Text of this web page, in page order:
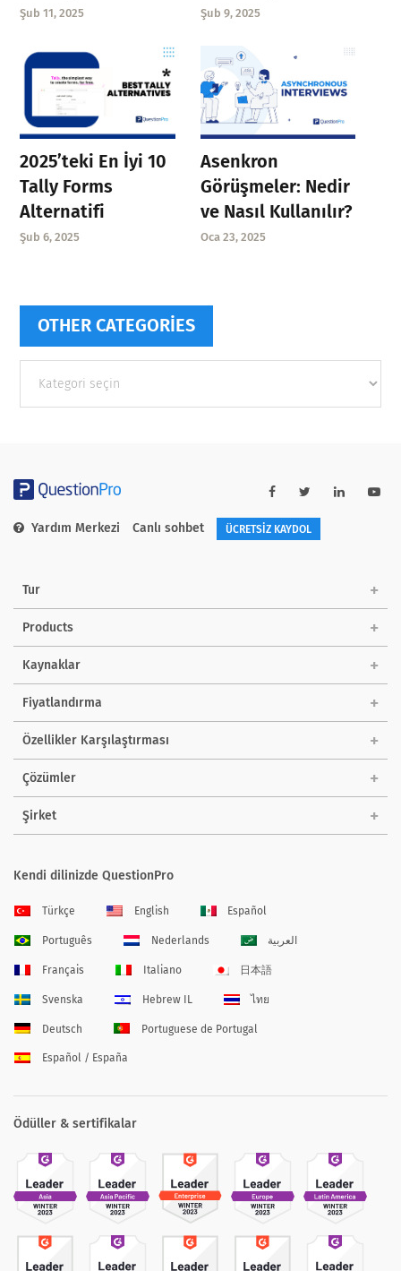
Şub 11, 2025 Şub 9, 2025
2025’teki En İyi 10
Tally Forms
Alternatifi
Şub 6, 2025
Asenkron
Görüşmeler: Nedir
ve Nasıl Kullanılır?
Oca 23, 2025
OTHER CATEGORIES
categories
Yardım Merkezi Canlı sohbet ÜCRETSİZ KAYDOL
Tur
Products
Kaynaklar
Fiyatlandırma
Özellikler Karşılaştırması
Çözümler
Şirket
Kendi dilinizde QuestionPro
Türkçe English Español
Português Nederlands العربية
Français Italiano 日本語
Svenska Hebrew IL ไทย
Deutsch Portuguese de Portugal
Español / España
Ödüller & sertifikalar